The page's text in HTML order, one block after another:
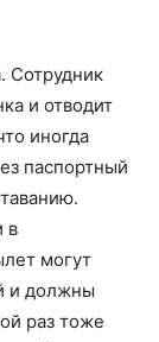
Сотрудник
и отводит
иногда
паспортный
в
могут
и должны
раз тоже